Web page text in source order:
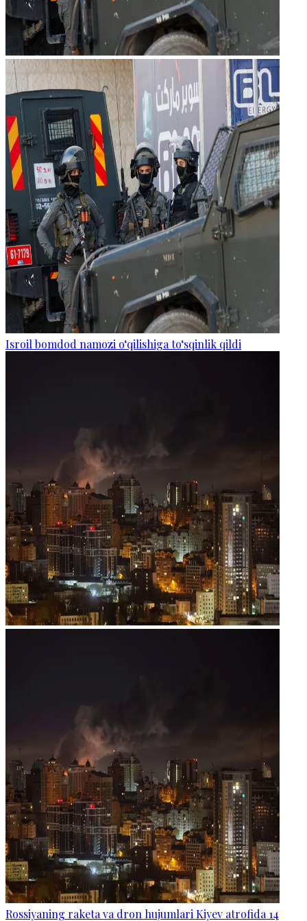
Isroil bomdod namozi o‘qilishiga to‘sqinlik qildi
Rossiyaning raketa va dron hujumlari Kiyev atrofida 14